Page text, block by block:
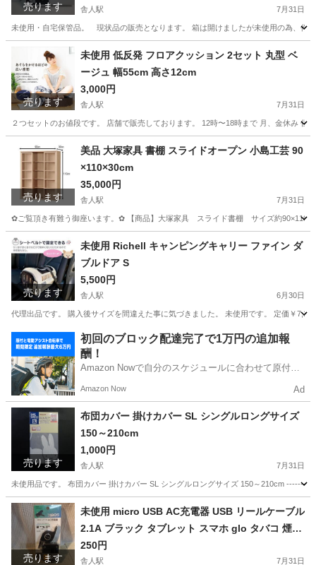
売ります 舎人駅 7月31日
未使用・自宅保管品。 現状品の販売となります。 箱は開けましたが未使用の為、作
足立区 舎人駅 その他 レーザー
売ります
未使用 低反発 フロアクッション 2セット 丸型 ベ
ージュ 幅55cm 高さ12cm
3,000円
舎人駅 7月31日
２つセットのお値段です。 店舗で販売しております。 12時〜18時まで 月、金休み
足立区 舎人駅 ソファ ベージュ
売ります
美品 大塚家具 書棚 スライドオープン 小島工芸 90
×110×30cm
35,000円
舎人駅 7月31日
✿ご覧頂き有難う御座います。✿ 【商品】大塚家具 スライド書棚 サイズ約
東京 足立区 舎人駅 収納家具
売ります
未使用 Richell キャンピングキャリー ファイン ダ
ブルドア S
5,500円
舎人駅 6月30日
代理出品です。 購入後サイズを間違えた事に気づきました。 未使用です。 定価￥
舎人駅 その他 キャンピング
初回のブロック配達完了で1万円の追加報
酬！
Amazon Nowで自分のスケジュールに合わせて原付や
う！
Amazon Now Ad
売ります
布団カバー 掛けカバー SL シングルロングサイズ
150～210cm
1,000円
舎人駅 7月31日
未使用品です。 布団カバー 掛けカバー SL シングルロングサイズ 150～210cm
東京 足立区 舎人駅 布団カバー
売ります
未使用 micro USB AC充電器 USB リールケーブル
2.1A ブラック タブレット スマホ glo タバコ 煙草
携帯 黒 マイクロ
250円
舎人駅 7月31日